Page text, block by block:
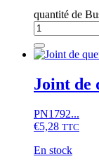
quantité de
Joint de
PN1792...
€5,28 TTC
En stock